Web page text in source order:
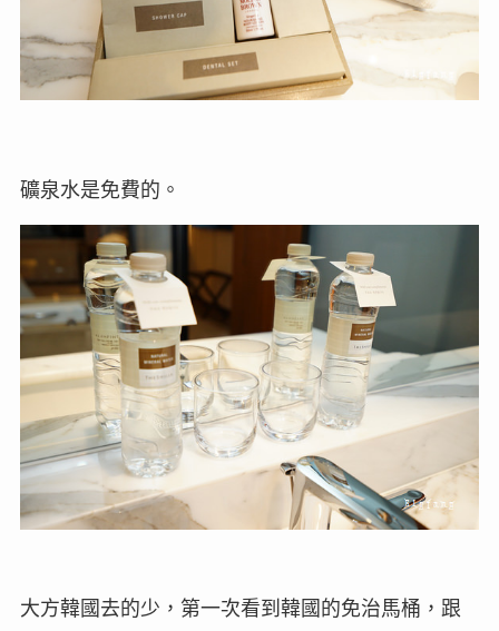
礦泉水是免費的。
大方韓國去的少，第一次看到韓國的免治馬桶，跟